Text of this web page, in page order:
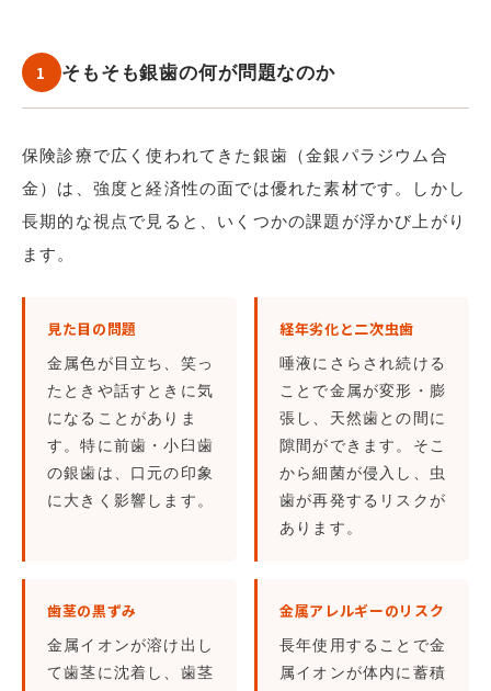
1 そもそも銀歯の何が問題なのか
保険診療で広く使われてきた銀歯（金銀パラジウム合
金）は、強度と経済性の面では優れた素材です。しかし
長期的な視点で見ると、いくつかの課題が浮かび上がり
ます。
見た目の問題
金属色が目立ち、笑っ
たときや話すときに気
になることがありま
す。特に前歯・小臼歯
の銀歯は、口元の印象
に大きく影響します。
経年劣化と二次虫歯
唾液にさらされ続ける
ことで金属が変形・膨
張し、天然歯との間に
隙間ができます。そこ
から細菌が侵入し、虫
歯が再発するリスクが
あります。
歯茎の黒ずみ
金属イオンが溶け出し
て歯茎に沈着し、歯茎
金属アレルギーのリスク
長年使用することで金
属イオンが体内に蓄積